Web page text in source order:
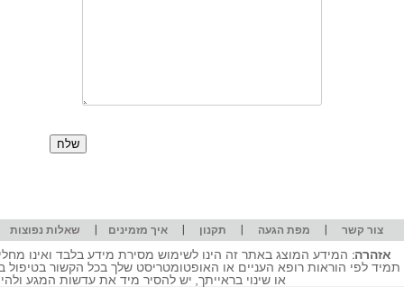
צור קשר | מפת הגעה | תקנון |איך מזמינים | שאלות נפוצות
אזהרה: המידע המוצג באתר זה הינו לשימוש מסירת מידע בלבד ואינו
תמיד לפי הוראות רופא העניים או האופטומטריסט שלך בכל הקשור
או שינוי בראייתך, יש להסיר מיד את עדשות המגע